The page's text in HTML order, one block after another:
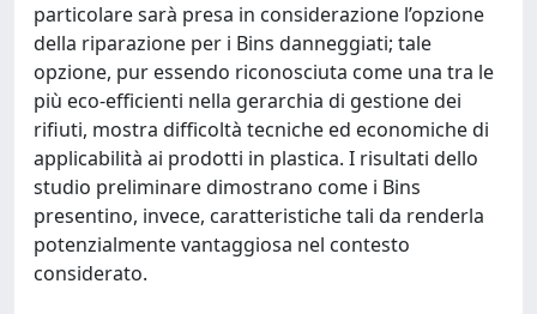
particolare sarà presa in considerazione l’opzione
della riparazione per i Bins danneggiati; tale
opzione, pur essendo riconosciuta come una tra le
più eco-efficienti nella gerarchia di gestione dei
rifiuti, mostra difficoltà tecniche ed economiche di
applicabilità ai prodotti in plastica. I risultati dello
studio preliminare dimostrano come i Bins
presentino, invece, caratteristiche tali da renderla
potenzialmente vantaggiosa nel contesto
considerato.